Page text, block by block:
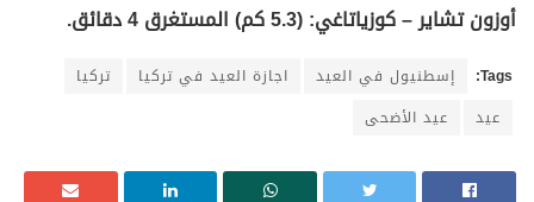
أوزون تشاير – كوزياتاغي: (5.3 كم) المستغرق 4 دقائق.
Tags: إسطنيول في العيد اجازة العيد في تركيا
تركيا
عيد
عيد الأضحى